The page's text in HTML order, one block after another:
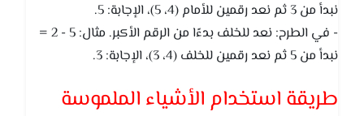
نبدأ من 3 ثم نعد رقمين للأمام (4، 5)، الإجابة: 5.
- في الطرح: نعد للخلف بدءًا من الرقم الأكبر. مثال: 5 - 2 =
نبدأ من 5 ثم نعد رقمين للخلف (4، 3)، الإجابة: 3.
طريقة استخدام الأشياء الملموسة